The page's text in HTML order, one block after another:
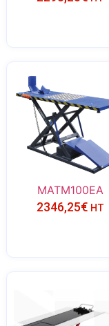
MATM100EA
2346,25€ HT